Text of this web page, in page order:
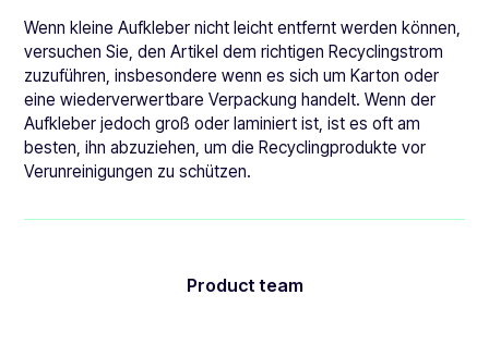
Wenn kleine Aufkleber nicht leicht entfernt werden können,
versuchen Sie, den Artikel dem richtigen Recyclingstrom
zuzuführen, insbesondere wenn es sich um Karton oder
eine wiederverwertbare Verpackung handelt. Wenn der
Aufkleber jedoch groß oder laminiert ist, ist es oft am
besten, ihn abzuziehen, um die Recyclingprodukte vor
Verunreinigungen zu schützen.
Product team